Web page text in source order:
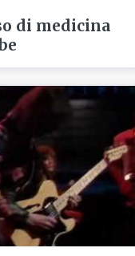
di medicina